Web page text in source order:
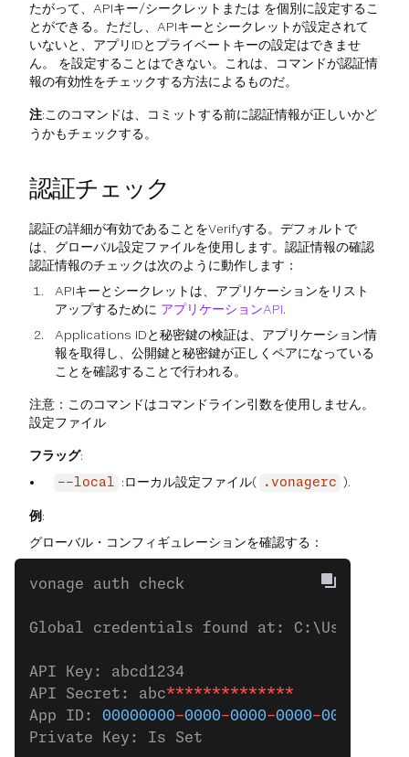
たがって、APIキー/シークレットまたは を個別に設定するこ
とができる。ただし、APIキーとシークレットが設定されて
いないと、アプリIDとプライベートキーの設定はできませ
ん。 を設定することはできない。これは、コマンドが認証情
報の有効性をチェックする方法によるものだ。
注:このコマンドは、コミットする前に認証情報が正しいかど
うかもチェックする。
認証チェック
認証の詳細が有効であることをVerifyする。デフォルトで
は、グローバル設定ファイルを使用します。認証情報の確認
認証情報のチェックは次のように動作します：
APIキーとシークレットは、アプリケーションをリスト
アップするために アプリケーションAPI.
Applications IDと秘密鍵の検証は、アプリケーション情
報を取得し、公開鍵と秘密鍵が正しくペアになっている
ことを確認することで行われる。
注意：このコマンドはコマンドライン引数を使用しません。
設定ファイル
フラッグ:
--local :ローカル設定ファイル( .vonagerc ).
例:
グローバル・コンフィギュレーションを確認する：
vonage auth check
Global credentials found at:
API Key: abcd1234
API Secret: abc**************
App ID: 00000000-0000-0000-0000-
Private Key: Is Set